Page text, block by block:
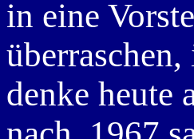
in eine
denke heute